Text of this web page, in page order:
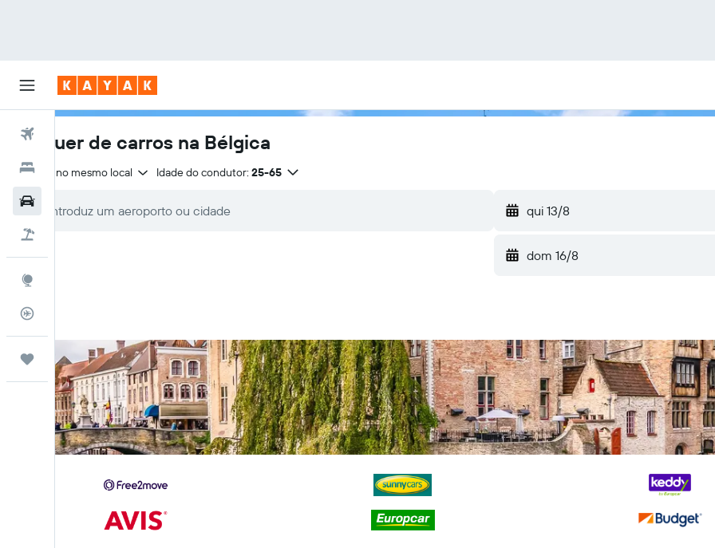
Hotéis
Trips
Aluguer de carros na Bélgica
Entrega no mesmo local Idade do condutor: 25-65
qui 13/8
dom 16/8